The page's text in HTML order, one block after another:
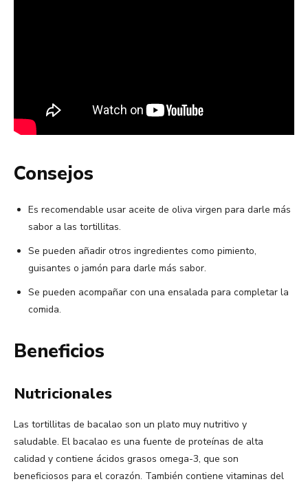
Consejos
Es recomendable usar aceite de oliva virgen para darle más
sabor a las tortillitas.
Se pueden añadir otros ingredientes como pimiento,
guisantes o jamón para darle más sabor.
Se pueden acompañar con una ensalada para completar la
comida.
Beneficios
Nutricionales
Las tortillitas de bacalao son un plato muy nutritivo y
saludable. El bacalao es una fuente de proteínas de alta
calidad y contiene ácidos grasos omega-3, que son
beneficiosos para el corazón. También contiene vitaminas del